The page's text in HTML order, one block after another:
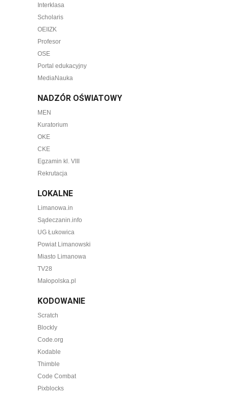
Interklasa
Scholaris
OEIIZK
Profesor
OSE
Portal edukacyjny
MediaNauka
NADZÓR OŚWIATOWY
MEN
Kuratorium
OKE
CKE
Egzamin kl. VIII
Rekrutacja
LOKALNE
Limanowa.in
Sądeczanin.info
UG Łukowica
Powiat Limanowski
Miasto Limanowa
TV28
Małopolska.pl
KODOWANIE
Scratch
Blockly
Code.org
Kodable
Thimble
Code Combat
Pixblocks